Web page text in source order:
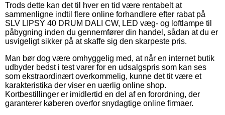
Trods dette kan det til hver en tid være rentabelt at
sammenligne indtil flere online forhandlere efter rabat på
SLV LIPSY 40 DRUM DALI CW, LED væg- og loftlampe til
påbygning inden du gennemfører din handel, sådan at du er
usvigeligt sikker på at skaffe sig den skarpeste pris.
Man bør dog være omhyggelig med, at når en internet butik
udbyder bedst i test varer for en udsalgspris som kan ses
som ekstraordinært overkommelig, kunne det tit være et
karakteristika der viser en uærlig online shop.
Kortbestillinger er imidlertid en del af en forordning, der
garanterer køberen overfor snydagtige online firmaer.